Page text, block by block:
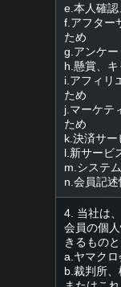
e.本人確
f.アフター
ため
g.アンケ
h.懸賞、
i.アフィリ
ため
j.マーケテ
ため
k.決済サ
l.新サービ
m.システ
n.会員記
4. 当社は
会員の個
きるものと
a.ヤマク
b.裁判所